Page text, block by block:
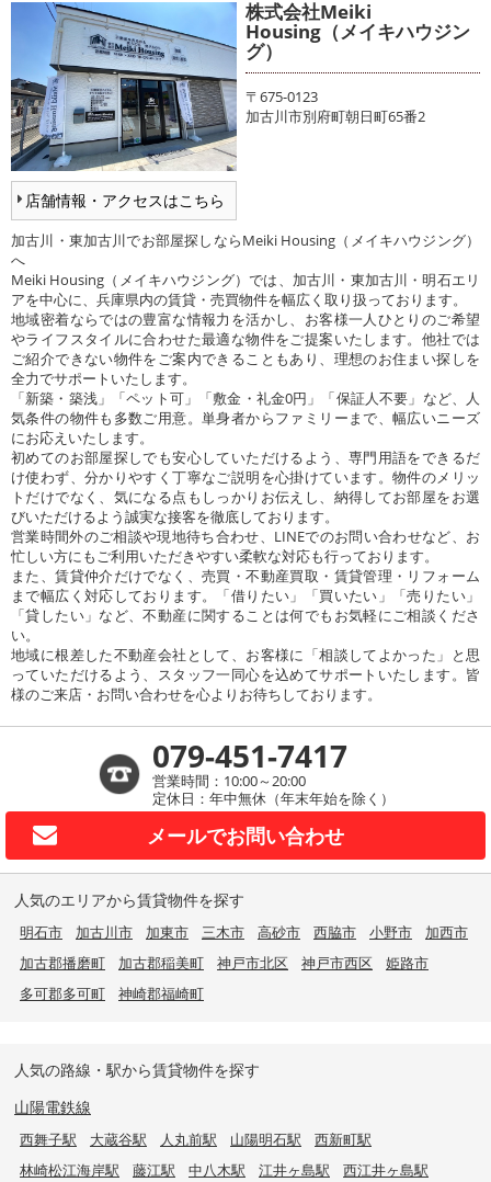
店舗情報・アクセスはこちら
株式会社Meiki
Housing（メイキハウジン
グ）
〒675-0123
加古川市別府町朝日町65番2
加古川・東加古川でお部屋探しならMeiki Housing（メイキハウジング）
へ
Meiki Housing（メイキハウジング）では、加古川・東加古川・明石エリ
アを中心に、兵庫県内の賃貸・売買物件を幅広く取り扱っております。
地域密着ならではの豊富な情報力を活かし、お客様一人ひとりのご希望
やライフスタイルに合わせた最適な物件をご提案いたします。他社では
ご紹介できない物件をご案内できることもあり、理想のお住まい探しを
全力でサポートいたします。
「新築・築浅」「ペット可」「敷金・礼金0円」「保証人不要」など、人
気条件の物件も多数ご用意。単身者からファミリーまで、幅広いニーズ
にお応えいたします。
初めてのお部屋探しでも安心していただけるよう、専門用語をできるだ
け使わず、分かりやすく丁寧なご説明を心掛けています。物件のメリッ
トだけでなく、気になる点もしっかりお伝えし、納得してお部屋をお選
びいただけるよう誠実な接客を徹底しております。
営業時間外のご相談や現地待ち合わせ、LINEでのお問い合わせなど、お
忙しい方にもご利用いただきやすい柔軟な対応も行っております。
また、賃貸仲介だけでなく、売買・不動産買取・賃貸管理・リフォーム
まで幅広く対応しております。「借りたい」「買いたい」「売りたい」
「貸したい」など、不動産に関することは何でもお気軽にご相談くださ
い。
地域に根差した不動産会社として、お客様に「相談してよかった」と思
っていただけるよう、スタッフ一同心を込めてサポートいたします。皆
様のご来店・お問い合わせを心よりお待ちしております。
079-451-7417
営業時間：10:00～20:00
定休日：年中無休（年末年始を除く）
メールでお問い合わせ
人気のエリアから賃貸物件を探す
明石市 加古川市 加東市 三木市 高砂市 西脇市 小野市
加西市
加古郡播磨町
加古郡稲美町 神戸市北区 神戸市西区
姫路市
多可郡多可町
神崎郡福崎町
人気の路線・駅から賃貸物件を探す
山陽電鉄線
西舞子駅 大蔵谷駅 人丸前駅 山陽明石駅
西新町駅
林崎松江海岸駅
藤江駅 中八木駅 江井ヶ島駅
西江井ヶ島駅